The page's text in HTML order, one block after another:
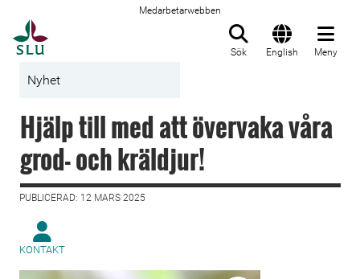
Medarbetarwebben
Sök English Meny
Nyhet
Hjälp till med att övervaka våra
grod- och kräldjur!
PUBLICERAD: 12 MARS 2025
KONTAKT